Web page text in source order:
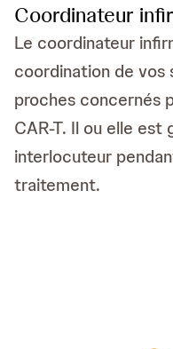
Coordinateur
Le coordinateur
coordination de vos
proches concernés
CAR-T. Il ou elle
interlocuteur
traitement.